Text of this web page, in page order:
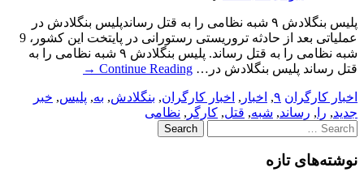
پلیس بنگلادش ۹ شبه نظامی را به قتل رساندپلیس بنگلادش در
عملیاتی بعد از حادثه تروریستی رستورانی در پایتخت این کشور، 9
شبه نظامی را به قتل رساند. پلیس بنگلادش ۹ شبه نظامی را به
قتل رساند پلیس بنگلادش در… Continue Reading
→
اخبار کارگران ۹, اخبار , اخبار کارگران, بنگلادش, به, پلیس, خبر
جدید, را , رساند, شبه, قتل, کارگر , نظامی
Search
for:
نوشته‌های تازه